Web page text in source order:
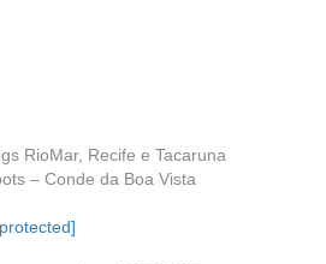
RioMar, Recife e Tacaruna
– Conde da Boa Vista